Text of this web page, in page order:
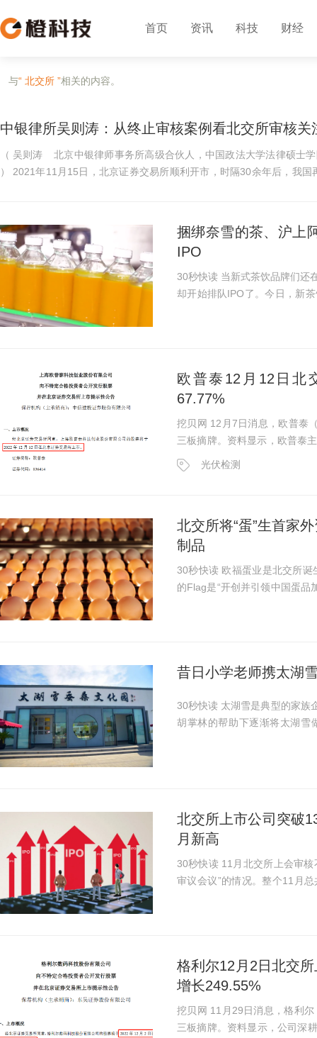
首页 资讯 科技 财经
与“ 北交所 ”相关的内容。
中银律所吴则涛：从终止审核案例看北交所审核关
（ 吴则涛 北京中银律师事务所高级合伙人，中国政法大学法律硕士学院兼职教授、北京律协证券法律专业委员会副主任
） 2021年11月15日，北京证券交易所顺利开市，时隔30余年后，我国再次迎来了新的全国性证券交易所。截至2022年12
捆绑奈雪的茶、沪上
IPO
30秒快读 当新式茶饮品牌们还
却开始排队IPO了。今日，新
欧普泰12月12日北
67.77%
挖贝网 12月7日消息，欧普泰
三板摘牌。资料显示，欧普泰
的研发、生产和销售，今年上半年
行价为24.98元/股，发行市...
光伏检测
北交所将“蛋”生首家
制品
30秒快读 欧福蛋业是北交所
的Flag是“开创并引领中国蛋品
昔日小学老师携太湖
30秒快读 太湖雪是典型的家族
胡掌林的帮助下逐渐将太湖雪
北交所上市公司突破
月新高
30秒快读 11月北交所上会审核不仅延续此前的“1周4审”，而且还出现了 “单日3场
审议会议”的情况。整个11月
格利尔12月2日北交
增长249.55%
挖贝网 11月29日消息，格利
三板摘牌。资料显示，公司深